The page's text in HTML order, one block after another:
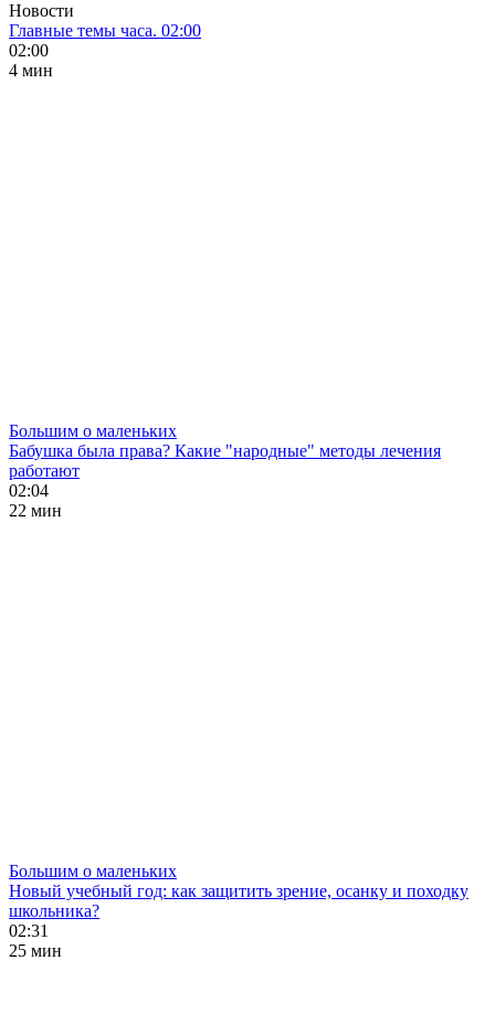
Новости
Главные темы часа. 02:00
02:00
4 мин
Большим о маленьких
Бабушка была права? Какие "народные" методы лечения
работают
02:04
22 мин
Большим о маленьких
Новый учебный год: как защитить зрение, осанку и походку
школьника?
02:31
25 мин